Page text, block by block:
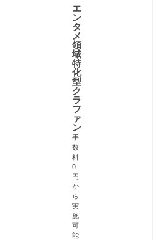
エ
ン
タ
メ
領
域
特
化
型
ク
ラ
フ
ァ
ン
手
数
料
0
円
か
ら
実
施
可
能